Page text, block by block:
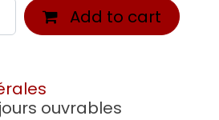
Add to cart
ouvrables